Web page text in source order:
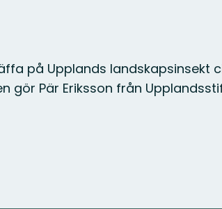
på Upplands landskapsinsekt
gör Pär Eriksson från